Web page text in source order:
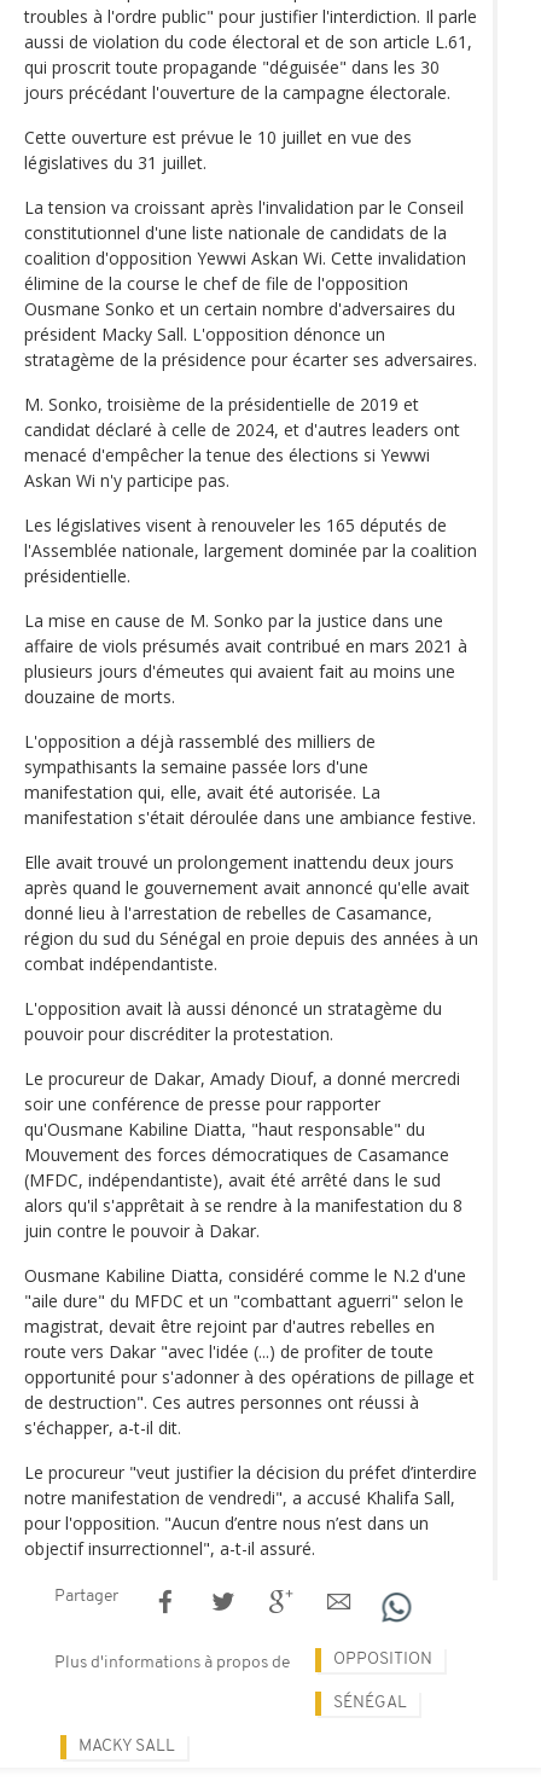
troubles à l'ordre public" pour justifier l'interdiction. Il parle
aussi de violation du code électoral et de son article L.61,
qui proscrit toute propagande "déguisée" dans les 30
jours précédant l'ouverture de la campagne électorale.
Cette ouverture est prévue le 10 juillet en vue des
législatives du 31 juillet.
La tension va croissant après l'invalidation par le Conseil
constitutionnel d'une liste nationale de candidats de la
coalition d'opposition Yewwi Askan Wi. Cette invalidation
élimine de la course le chef de file de l'opposition
Ousmane Sonko et un certain nombre d'adversaires du
président Macky Sall. L'opposition dénonce un
stratagème de la présidence pour écarter ses adversaires.
M. Sonko, troisième de la présidentielle de 2019 et
candidat déclaré à celle de 2024, et d'autres leaders ont
menacé d'empêcher la tenue des élections si Yewwi
Askan Wi n'y participe pas.
Les législatives visent à renouveler les 165 députés de
l'Assemblée nationale, largement dominée par la coalition
présidentielle.
La mise en cause de M. Sonko par la justice dans une
affaire de viols présumés avait contribué en mars 2021 à
plusieurs jours d'émeutes qui avaient fait au moins une
douzaine de morts.
L'opposition a déjà rassemblé des milliers de
sympathisants la semaine passée lors d'une
manifestation qui, elle, avait été autorisée. La
manifestation s'était déroulée dans une ambiance festive.
Elle avait trouvé un prolongement inattendu deux jours
après quand le gouvernement avait annoncé qu'elle avait
donné lieu à l'arrestation de rebelles de Casamance,
région du sud du Sénégal en proie depuis des années à un
combat indépendantiste.
L'opposition avait là aussi dénoncé un stratagème du
pouvoir pour discréditer la protestation.
Le procureur de Dakar, Amady Diouf, a donné mercredi
soir une conférence de presse pour rapporter
qu'Ousmane Kabiline Diatta, "haut responsable" du
Mouvement des forces démocratiques de Casamance
(MFDC, indépendantiste), avait été arrêté dans le sud
alors qu'il s'apprêtait à se rendre à la manifestation du 8
juin contre le pouvoir à Dakar.
Ousmane Kabiline Diatta, considéré comme le N.2 d'une
"aile dure" du MFDC et un "combattant aguerri" selon le
magistrat, devait être rejoint par d'autres rebelles en
route vers Dakar "avec l'idée (...) de profiter de toute
opportunité pour s'adonner à des opérations de pillage et
de destruction". Ces autres personnes ont réussi à
s'échapper, a-t-il dit.
Le procureur "veut justifier la décision du préfet d’interdire
notre manifestation de vendredi", a accusé Khalifa Sall,
pour l'opposition. "Aucun d’entre nous n’est dans un
objectif insurrectionnel", a-t-il assuré.
Partager
Plus d'informations à propos de OPPOSITION
SÉNÉGAL
MACKY SALL